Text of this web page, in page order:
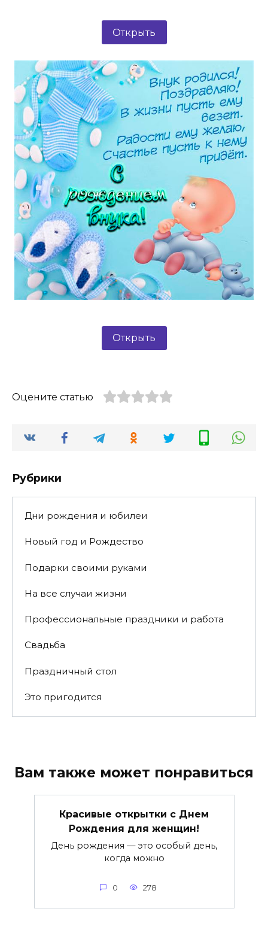
Открыть
Открыть
Оцените статью
Рубрики
Дни рождения и юбилеи
Новый год и Рождество
Подарки своими руками
На все случаи жизни
Профессиональные праздники и работа
Свадьба
Праздничный стол
Это пригодится
Вам также может понравиться
Красивые открытки c Днем
Рождения для женщин!
День рождения — это особый день,
когда можно
0 278